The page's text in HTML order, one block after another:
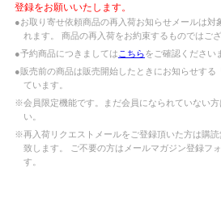
登録をお願いいたします。
●お取り寄せ依頼商品の再入荷お知らせメールは対
れます。 商品の再入荷をお約束するものではご
●予約商品につきましては こちらをご確認ください
●販売前の商品は販売開始したときにお知らせする
ています。
※会員限定機能です。まだ会員になられていない方
い。
※再入荷リクエストメールをご登録頂いた方は購
致します。 ご不要の方はメールマガジン登録フ
す。